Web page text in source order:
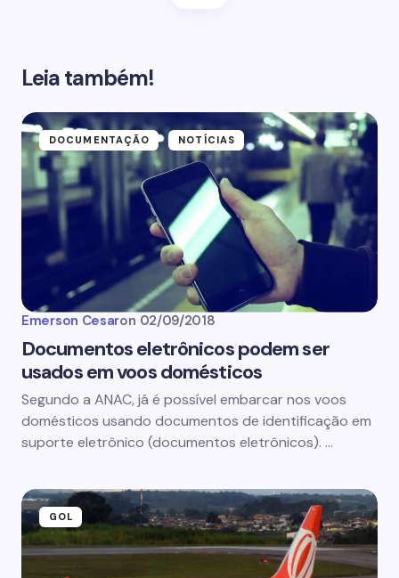
Leia também!
DOCUMENTAÇÃO NOTÍCIAS
Emerson Cesaron 02/09/2018
Documentos eletrônicos podem ser
usados em voos domésticos
Segundo a ANAC, já é possível embarcar nos voos
domésticos usando documentos de identificação em
suporte eletrônico (documentos eletrônicos). …
GOL